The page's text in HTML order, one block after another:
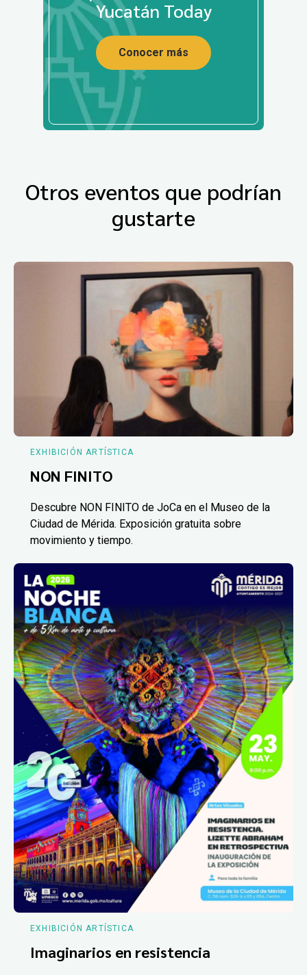
Yucatán Today
Conocer más
Otros eventos que podrían
gustarte
EXHIBICIÓN ARTÍSTICA
NON FINITO
Descubre NON FINITO de JoCa en el Museo de la
Ciudad de Mérida. Exposición gratuita sobre
movimiento y tiempo.
EXHIBICIÓN ARTÍSTICA
Imaginarios en resistencia